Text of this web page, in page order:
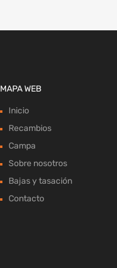
MAPA WEB
Inicio
Recambios
Campa
Sobre nosotros
Bajas y tasación
Contacto